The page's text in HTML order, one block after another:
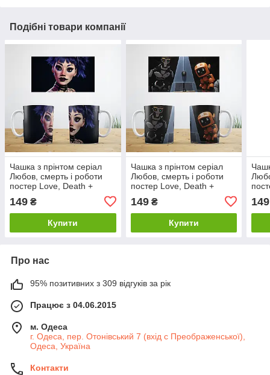
Подібні товари компанії
Чашка з прінтом серіал
Любов, смерть і роботи
постер Love, Death +
149 ₴
Купити
Чашка з прінтом серіал
Любов, смерть і роботи
постер Love, Death +
149₴
Купити
149
Про нас
95% позитивних з 309 відгуків за рік
Працює з 04.06.2015
м. Одеса
г. Одеса, пер. Отонівський 7 (вхід с Преображенської),
Одеса, Україна
Контакти